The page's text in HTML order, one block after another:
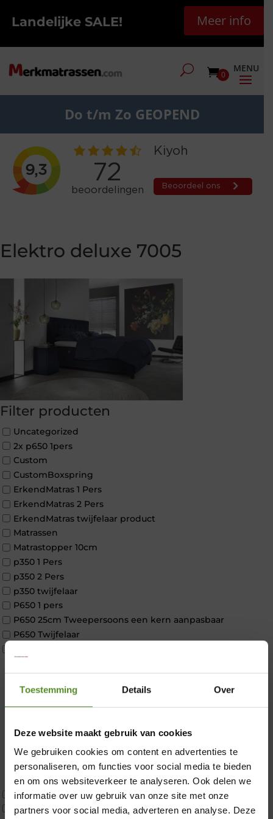
Toestemming Details Over
Deze website maakt gebruik van cookies
We gebruiken cookies om content en advertenties te
personaliseren, om functies voor social media te bieden
en om ons websiteverkeer te analyseren. Ook delen we
informatie over uw gebruik van onze site met onze
partners voor social media, adverteren en analyse. Deze
Landelijke SALE! Meer info
0
Do t/m Zo GEOPEND
Elektro deluxe 7005
Filter producten
Uncategorized
2x p650 1pers
Custom
CustomBoxspring
ErkendMatras 1 Pers
ErkendMatras 2 Pers
ErkendMatras twijfelaar product
Matrassen
Matrastopper 10cm
p350 1 Pers
p350 2 Pers
p350 twijfelaar
P650 1 pers
P650 25cm Tweepersoons een kern aanpasbaar
P650 Twijfelaar
2 personen
2 personen split
Materiaal
Koudschuim
Latex
Traagschuim
Tweepersoons 1 kern
Tweepersoons 1 kern product
×